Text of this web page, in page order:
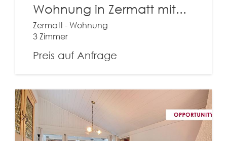
Wohnung in Zermatt mit...
Zermatt - Wohnung
3 Zimmer
Preis auf Anfrage